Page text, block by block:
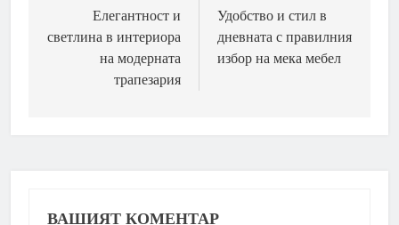
Елегантност и
светлина в интериора
на модерната
трапезария
Удобство и стил в
дневната с правилния
избор на мека мебел
ВАШИЯТ КОМЕНТАР